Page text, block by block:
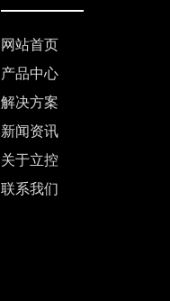
网站首页
产品中心
解决方案
新闻资讯
关于立控
联系我们